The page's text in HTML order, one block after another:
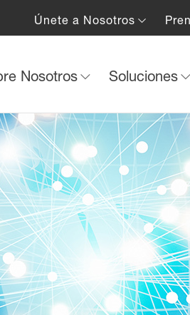
Únete a Nosotros
Nosotros Soluciones